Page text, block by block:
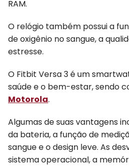
RAM.
O relógio também possui a
de oxigênio no sangue, a
estresse.
O Fitbit Versa 3 é um
saúde e o bem-estar, sendo
Motorola.
Algumas de suas vantagens
da bateria, a função de
sangue e o design leve. As
sistema operacional, a